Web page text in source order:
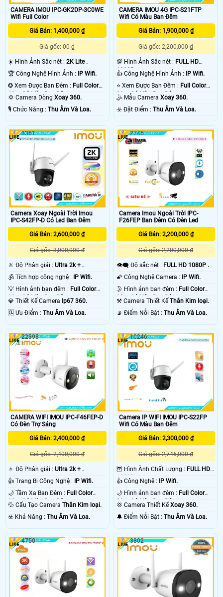
CAMERA IMOU IPC-GK2DP-3C0WE
Wifi Full Color
Giá Bán: 1,400,000 ₫
Giá gốc: 00 ₫
☀️ Hình Ảnh Sắc nét : 2K Lite .
🏆 Công Nghệ Hình Ảnh :
IP Wifi.
✪ Xem Được Ban Đêm : Full Color
10m Có Màu Ban Ðêm.
💢 Camera Dòng Xoay 360.
️🎙 Chức Năng : Thu Âm Và Loa.
CAMERA IMOU 4G IPC-S21FTP
Wifi Có Màu Ban Đêm
Giá Bán: 1,900,000 ₫
Giá gốc: 2,200,000 ₫
💯 Hình Ảnh Sắc nét : FULL HD
1080P .
👍 Công Nghệ Hình Ảnh :
IP Wifi.
⭐ Xem Được Ban Đêm : Full Color
30m Có Màu Ban Ðêm.
🤹 Mẫu CameraXoay 360.
️☣️ Đặt Điểm :Thu Âm Và Loa.
Camera Xoay Ngoài Trời Imou
IPC-S42FP-D Có Led Ban Đêm
Giá Bán: 2,600,000 ₫
Giá gốc: 3,000,000 ₫
🔆 Độ Phân giải : Ultra 2k + .
🕉️ Tích hợp công nghệ :
IP Wifi.
💡 Hình ảnh ban đêm : Full Color
30m Có Màu Ban Ðêm.
💎 Thiết Kế Camera Ip67 360.
️🆑 Ưu Điểm : Thu Âm Và Loa.
3361
Camera Imou Ngoài Trời IPC-
F26FEP Ban Đêm Có Đèn Led
Giá Bán: 2,200,000 ₫
Giá gốc: 2,200,000 ₫
👁️‍🗨 Độ sắc nét : FULL HD 1080P .
🌠 Công Nghệ Camera :
IP Wifi.
🌛 Hình ảnh ban đêm : Full Color
30m Có Màu Ban Ðêm.
⚒ Camera Thiết KếThân Kim loại.
️📡 Điểm Nỗi Bật :Thu Âm Và Loa.
2745
CAMERA WIFI IMOU IPC-F46FEP-D
Có Đèn Trợ Sáng
Giá Bán: 2,400,000 ₫
Giá gốc: 2,400,000 ₫
🔅 Độ Phân giải : Ultra 2k + .
👍 Trang Bị Công Nghệ : IP Wifi.
🌙 Tầm Xa Ban Đêm : Full Color
30m Có Màu Ban Ðêm.
💦 Cấu Tạo Camera Thân Kim loại.
️☣️ Khả Năng : Thu Âm Và Loa.
22398
Camera IP WIFI IMOU IPC-S22FP
Wifi Có Màu Ban Đêm
Giá Bán: 2,300,000 ₫
Giá gốc: 2,746,000 ₫
🦉 Hình Ành Chất Lượng : FULL HD
1080P .
👍 Công Nghệ : IP Wifi.
🌙 Hình ảnh ban đêm : Full Color
30m Có Màu Ban Ðêm.
💢 Camera Thiết KếXoay 360.
️🔔 Điểm Nỗi Bật :Thu Âm Và Loa.
10246
4750 3802